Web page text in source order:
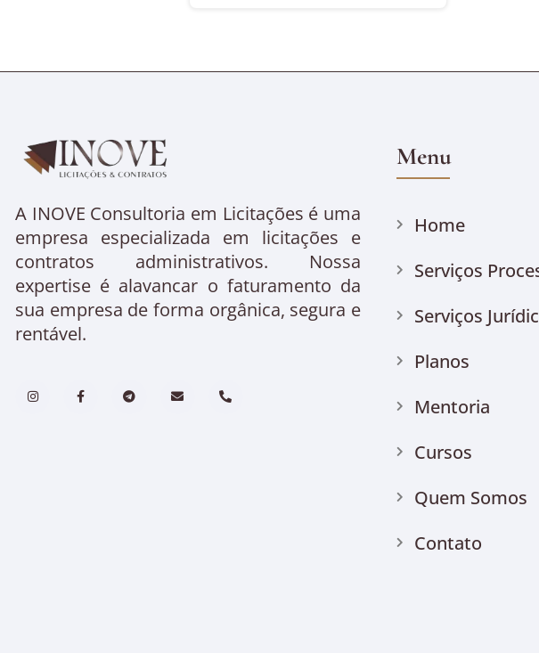
A INOVE Consultoria em Licitações é uma
empresa especializada em licitações e
contratos administrativos. Nossa
expertise é alavancar o faturamento da
sua empresa de forma orgânica, segura e
rentável.
Menu
Home
Serviços
Serviços
Planos
Mentoria
Cursos
Quem Somos
Contato